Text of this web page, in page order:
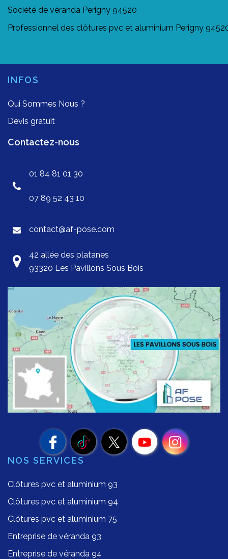
Société de véranda Perigny 94520
Professionnel des clôtures pvc et aluminium Perigny
INFOS
Qui Sommes Nous ?
Devis gratuit
Contactez-nous
01 84 81 01 30
07 89 52 43 10
contact@af-pose.com
42 allée des platanes
93320 Les Pavillons Sous Bois
NOS SERVICES
Clôtures pvc et aluminium 93
Clôtures pvc et aluminium 94
Clôtures pvc et aluminium 75
Entreprise de véranda 93
Entreprise de véranda 94